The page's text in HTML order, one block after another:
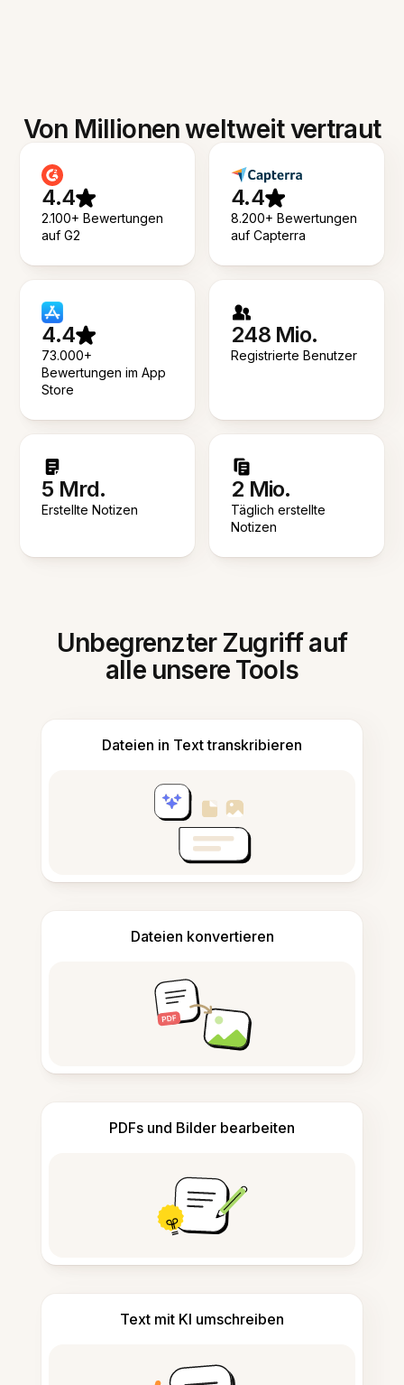
Von Millionen weltweit vertraut
4.4
2.100+ Bewertungen
auf G2
4.4
8.200+ Bewertungen
auf Capterra
4.4
73.000+
Bewertungen im App
Store
248 Mio.
Registrierte Benutzer
5 Mrd.
Erstellte Notizen
2 Mio.
Täglich erstellte
Notizen
Unbegrenzter Zugriff auf
alle unsere Tools
Dateien in Text transkribieren
Dateien konvertieren
PDFs und Bilder bearbeiten
Text mit KI umschreiben